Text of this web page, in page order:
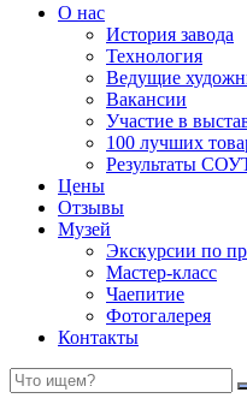
О нас
История завода
Технология
Ведущие
Вакансии
Участие в
100 лучших
Результаты
Цены
Отзывы
Музей
Экскурсии по
Мастер-класс
Чаепитие
Фотогалерея
Контакты